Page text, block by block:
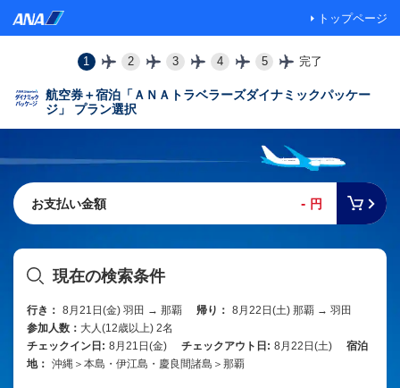
トップページ
1 2 3 4 5 完了
航空券＋宿泊「ＡＮＡトラベラーズダイナミックパッケー
ジ」 プラン選択
お支払い金額 - 円
現在の検索条件
行き： 8月21日(金) 羽田 → 那覇 帰り： 8月22日(土) 那覇 → 羽田
参加人数： 大人(12歳以上) 2名
チェックイン日: 8月21日(金) チェックアウト日: 8月22日(土)
宿泊
地： 沖縄＞本島・伊江島・慶良間諸島＞那覇